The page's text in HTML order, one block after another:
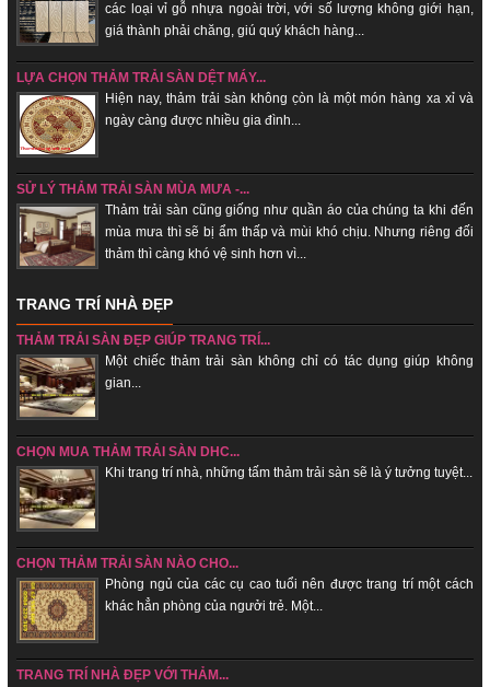
các loại vỉ gỗ nhựa ngoài trời, với số lượng không giới hạn,
giá thành phải chăng, giú quý khách hàng...
LỰA CHỌN THẢM TRẢI SÀN DỆT MÁY...
Hiện nay, thảm trải sàn không c̣òn là một món hàng xa xỉ và
ngày càng được nhiều gia đình...
SỬ LÝ THẢM TRẢI SÀN MÙA MƯA -...
Thảm trải sàn cũng giống như quần áo của chúng ta khi đến
mùa mưa thì sẽ bị ẩm thấp và mùi khó chịu. Nhưng riêng đối
thảm thì càng khó vệ sinh hơn vì...
TRANG TRÍ NHÀ ĐẸP
THẢM TRẢI SÀN ĐẸP GIÚP TRANG TRÍ...
Một chiếc thảm trải sàn không chỉ có tác dụng giúp không
gian...
CHỌN MUA THẢM TRẢI SÀN DHC...
Khi trang trí nhà, những tấm thảm trải sàn sẽ là ý tưởng tuyệt...
CHỌN THẢM TRẢI SÀN NÀO CHO...
Phòng ngủ của các cụ cao tuổi nên được trang trí một cách
khác hẳn phòng của ngưởi trẻ. Một...
TRANG TRÍ NHÀ ĐẸP VỚI THẢM...